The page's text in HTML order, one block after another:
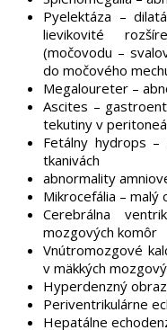
Pyelektáza –
lievikovité
(močovodu –
do močového
Megaloureter –
Ascites –
tekutiny v
Fetálny hydrops –
tkanivách
abnormality
Mikrocefália – malý
Cerebrálna
mozgových komôr
Vnútromozgové
v mäkkých
Hyperdenzný
Periventrikulárne
Hepatálne